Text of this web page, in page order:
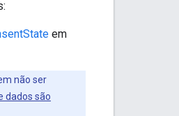
em
não ser
dados são